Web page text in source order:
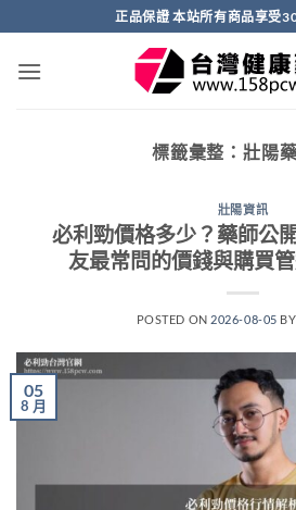
轉
正品保證 本站所有商品享受
標籤彙整： 壯陽
壯陽資訊
必利勁價格多少？藥師公
友最常問的價錢與購買
POSTED ON 2026-08-05 BY
05
8 月